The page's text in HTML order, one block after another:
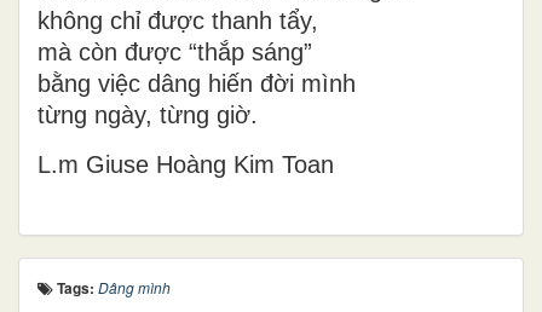
không chỉ được thanh tẩy,
mà còn được “thắp sáng”
bằng việc dâng hiến đời mình
từng ngày, từng giờ.
L.m Giuse Hoàng Kim Toan
Tags: Dâng mình